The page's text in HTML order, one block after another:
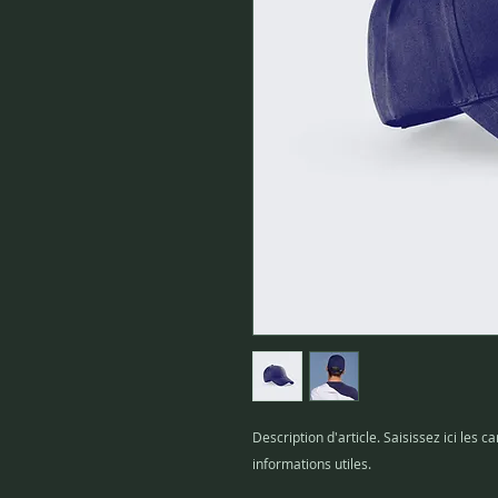
Description d'article. Saisissez ici les
informations utiles.